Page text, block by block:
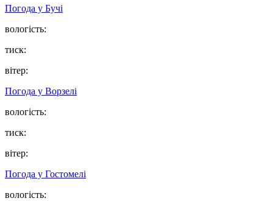
Погода у Бучі
вологість:
тиск:
вітер:
Погода у Ворзелі
вологість:
тиск:
вітер:
Погода у Гостомелі
вологість: